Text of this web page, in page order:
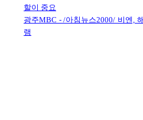
할이 중요
광주MBC - /아침뉴스2000/ 비엔,
램